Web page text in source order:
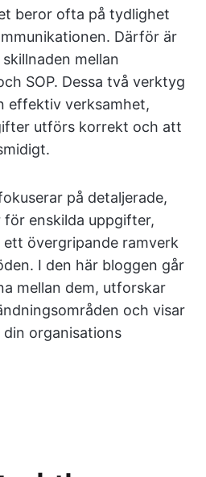
beror ofta på tydlighet
Därför är
mellan
SOP. Dessa två verktyg
effektiv verksamhet,
utförs korrekt och att
på detaljerade,
för enskilda uppgifter,
ett övergripande ramverk
I den här bloggen går
mellan dem, utforskar
och visar
organisations